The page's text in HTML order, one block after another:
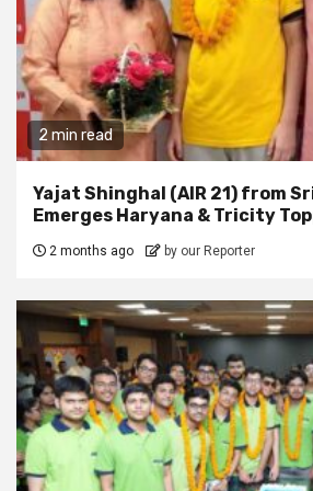
2 min read
Yajat Shinghal (AIR 21) from
Emerges Haryana & Tricity
2 months ago by our Reporter